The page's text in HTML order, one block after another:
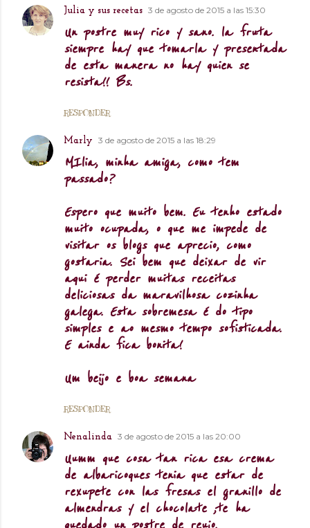
Julia y sus recetas 3 de agosto de 2015 a las 15:30
Un postre muy rico y sano. la fruta
siempre hay que tomarla y presentada
de esta manera no hay quien se
resista!! Bs.
RESPONDER
Marly 3 de agosto de 2015 a las 18:29
MIlia, minha amiga, como tem
passado?
Espero que muito bem. Eu tenho estado
muito ocupada, o que me impede de
visitar os blogs que aprecio, como
gostaria. Sei bem que deixar de vir
aqui é perder muitas receitas
deliciosas da maravilhosa cozinha
galega. Esta sobremesa é do tipo
simples e ao mesmo tempo sofisticada.
E ainda fica bonita!
Um beijo e boa semana
RESPONDER
Nenalinda 3 de agosto de 2015 a las 20:00
Uumm que cosa tan rica esa crema
de albaricoques tenia que estar de
rexupete con las fresas el granillo de
almendras y el chocolate ,te ha